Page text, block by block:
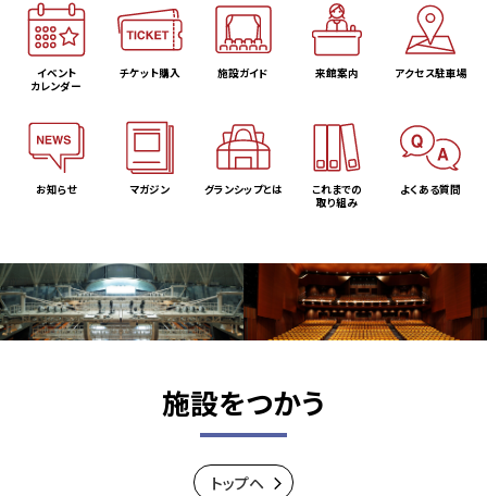
イベント
カレンダー
チケット購入 施設ガイド 来館案内 アクセス駐車場
お知らせ マガジン グランシップとは
これまでの
取り組み
よくある質問
施設をつかう
トップヘ